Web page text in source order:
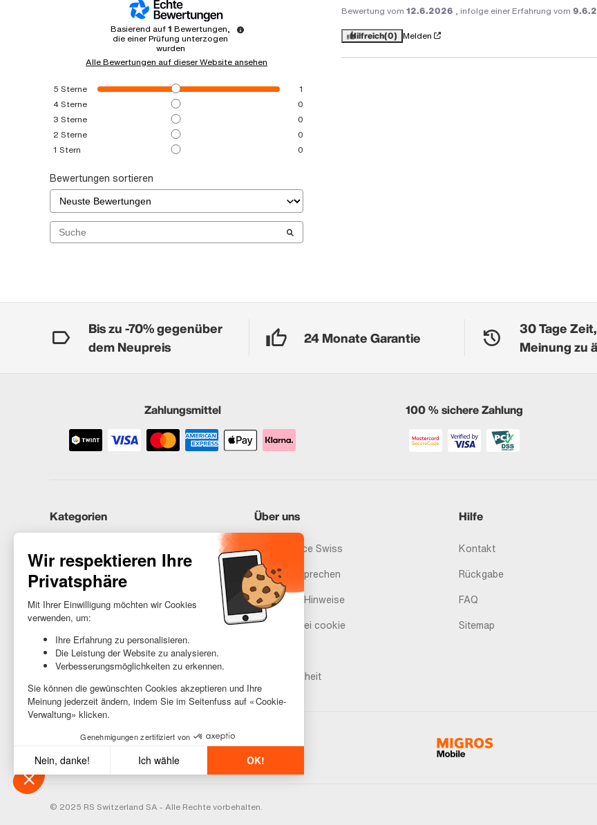
Basierend auf1 Bewertungen,
die einer Prüfung unterzogen
wurden
Alle Bewertungen auf dieser Website ansehen
5 Sterne
1
4Sterne
0
3 Sterne
0
2 Sterne
0
1 Stern 0
Bewertungen sortieren
Bewertung vom12.6.2026 , infolge einer Erfahrung vom
Hilfreich(0) Melden
Bis zu -70% gegenüber
dem Neupreis
24 Monate Garantie
30 Tage
Meinung zu
Zahlungsmittel 100 % sichere Zahlung
Kategorien
Samsung
Huawei
Benötigst du Hilfe?
Über uns
Recommerce Swiss
Unser Versprechen
Rechtliche Hinweise
Gestione dei cookie
Barrierefreiheit
Hilfe
Kontakt
Rückgabe
FAQ
Sitemap
© 2025 RS Switzerland SA - Alle Rechte vorbehalten.